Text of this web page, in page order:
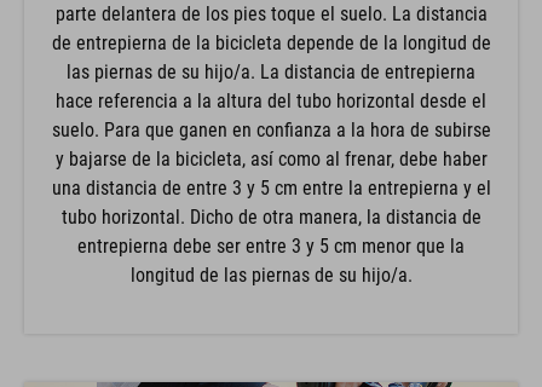
parte delantera de los pies toque el suelo. La distancia
de entrepierna de la bicicleta depende de la longitud de
las piernas de su hijo/a. La distancia de entrepierna
hace referencia a la altura del tubo horizontal desde el
suelo. Para que ganen en confianza a la hora de subirse
y bajarse de la bicicleta, así como al frenar, debe haber
una distancia de entre 3 y 5 cm entre la entrepierna y el
tubo horizontal. Dicho de otra manera, la distancia de
entrepierna debe ser entre 3 y 5 cm menor que la
longitud de las piernas de su hijo/a.